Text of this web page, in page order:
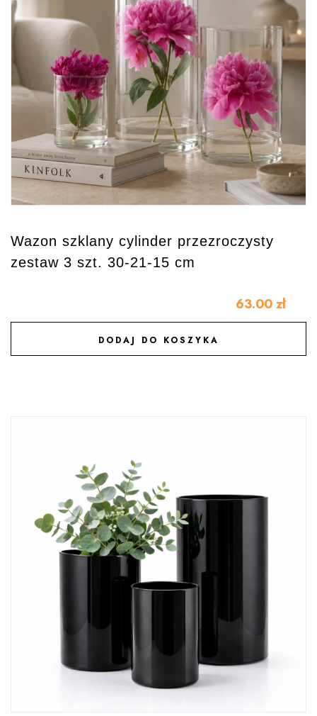
Wazon szklany cylinder przezroczysty
zestaw 3 szt. 30-21-15 cm
63.00 zł
DODAJ DO KOSZYKA
DODAJ DO ULUBIONYCH